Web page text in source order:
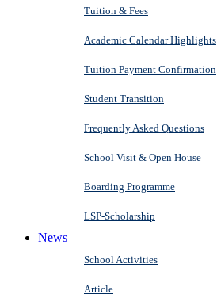
Tuition & Fees
Academic Calendar Highlights
Tuition Payment Confirmation
Student Transition
Frequently Asked Questions
School Visit & Open House
Boarding Programme
LSP-Scholarship
News
School Activities
Article